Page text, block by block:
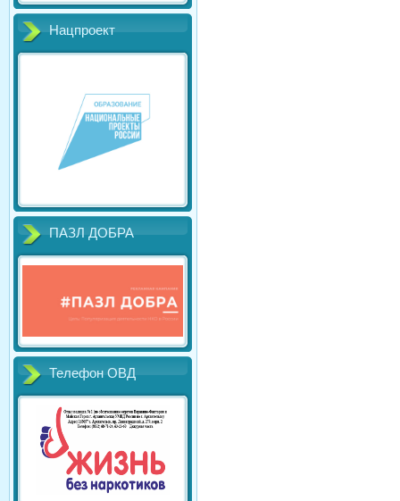
Нацпроект
ПАЗЛ ДОБРА
Телефон ОВД